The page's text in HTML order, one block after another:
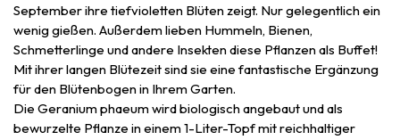
September ihre tiefvioletten Blüten zeigt. Nur gelegentlich ein
wenig gießen. Außerdem lieben Hummeln, Bienen,
Schmetterlinge und andere Insekten diese Pflanzen als Buffet!
Mit ihrer langen Blütezeit sind sie eine fantastische Ergänzung
für den Blütenbogen in Ihrem Garten.
Die Geranium phaeum wird biologisch angebaut und als
bewurzelte Pflanze in einem 1-Liter-Topf mit reichhaltiger